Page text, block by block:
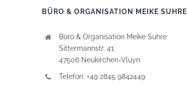
BÜRO & ORGANISATION MEIKE SUHRE
Büro & Organisation Meike Suhre
Sittermannstr. 41
47506 Neukirchen-Vluyn
Telefon: +49 2845 9842449